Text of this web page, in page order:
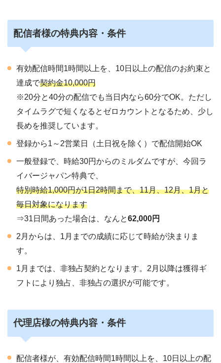
配信者様の特典内容・条件
有効配信時間1時間以上を、10日以上の配信のお約束と
達成で契約金10,000円
※20分と40分の配信でも当日内なら60分でOK。ただし
タイムラグで短くなるとゼロカウントとなるため、少し
長めを推奨しています。
登録から1～2営業日（土日祝を除く）で配信開始OK
一般登録で、時給30円からのミルダムですが、今回ラ
イバージャパン特典で、
特別時給1,000円が1日2時間まで、11月、12月、1月と
毎日対象になります
⇒31日間あった場合は、なんと62,000円
2月からは、1月までの成績に応じて時給が決まりま
す。
1月までは、非独占契約となります。2月以降は獲得ギ
フトにより独占、非独占の選択が可能です。
代理店様の特典内容・条件
配信者様が、有効配信時間1時間以上を、10日以上の配